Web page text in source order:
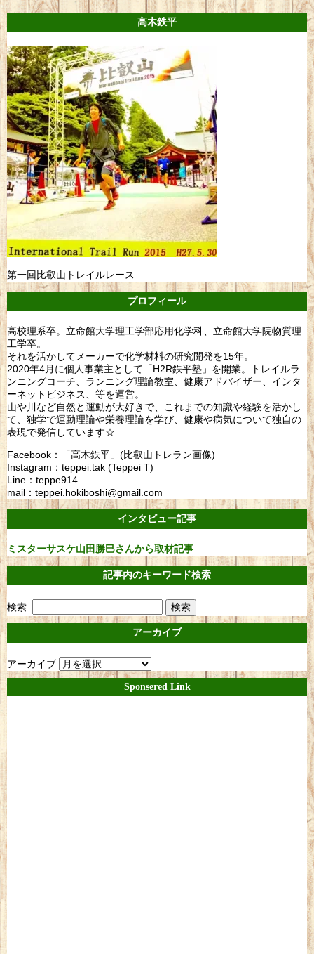
高木鉄平
第一回比叡山トレイルレース
プロフィール
高校理系卒。立命館大学理工学部応用化学科、立命館大学院物質理
工学卒。
それを活かしてメーカーで化学材料の研究開発を15年。
2020年4月に個人事業主として「H2R鉄平塾」を開業。トレイルラ
ンニングコーチ、ランニング理論教室、健康アドバイザー、インタ
ーネットビジネス、等を運営。
山や川など自然と運動が大好きで、これまでの知識や経験を活かし
て、独学で運動理論や栄養理論を学び、健康や病気について独自の
表現で発信しています☆
Facebook：「高木鉄平」(比叡山トレラン画像)
Instagram：teppei.tak (Teppei T)
Line：teppe914
mail：teppei.hokiboshi@gmail.com
インタビュー記事
ミスターサスケ山田勝巳さんから取材記事
記事内のキーワード検索
検索:
アーカイブ
アーカイブ
Sponsered Link